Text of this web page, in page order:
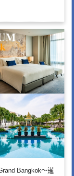
Bangkok～暹